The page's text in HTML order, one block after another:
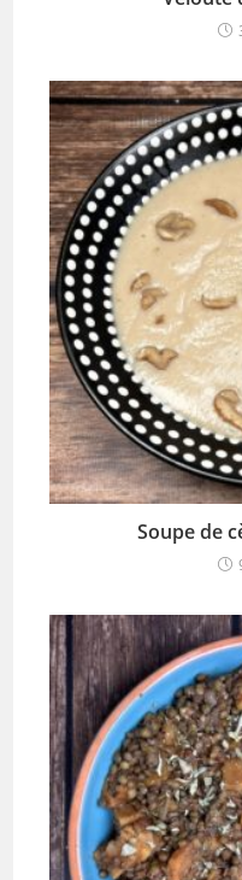
Soupe de